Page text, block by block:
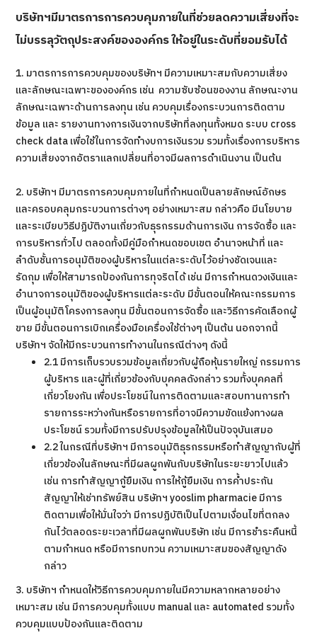
บริษัทฯมีมาตรการการควบคุมภายในที่ช่วยลดความเสี่ยงที่จะ
ไม่บรรลุวัตถุประสงค์ขององค์กร ให้อยู่ในระดับที่ยอมรับได้
1. มาตรการการควบคุมของบริษัทฯ มีความเหมาะสมกับความเสี่ยง
และลักษณะเฉพาะขององค์กร เช่น ความซับซ้อนของงาน ลักษณะงาน
ลักษณะเฉพาะด้านการลงทุน เช่น ควบคุมเรื่องกระบวนการติดตาม
ข้อมูล และ รายงานทางการเงินจากบริษัทที่ลงทุนทั้งหมด ระบบ cross
check data เพื่อใช้ในการจัดทำงบการเงินรวม รวมทั้งเรื่องการบริหาร
ความเสี่ยงจากอัตราแลกเปลี่ยนที่อาจมีผลการดำเนินงาน เป็นต้น
2. บริษัทฯ มีมาตรการควบคุมภายในที่กำหนดเป็นลายลักษณ์อักษร
และครอบคลุมกระบวนการต่างๆ อย่างเหมาะสม กล่าวคือ มีนโยบาย
และระเบียบวิธีปฏิบัติงานเกี่ยวกับธุรกรรมด้านการเงิน การจัดซื้อ และ
การบริหารทั่วไป ตลอดทั้งมีคู่มือกำหนดขอบเขต อำนาจหน้าที่ และ
ลำดับชั้นการอนุมัติของผู้บริหารในแต่ละระดับไว้อย่างชัดเจนและ
รัดกุม เพื่อให้สามารถป้องกันการทุจริตได้ เช่น มีการกำหนดวงเงินและ
อำนาจการอนุมัติของผู้บริหารแต่ละระดับ มีขั้นตอนให้คณะกรรมการ
เป็นผู้อนุมัติโครงการลงทุน มีขั้นตอนการจัดซื้อ และวิธีการคัดเลือกผู้
ขาย มีขั้นตอนการเบิกเครื่องมือเครื่องใช้ต่างๆ เป็นต้น นอกจากนี้
บริษัทฯ จัดให้มีกระบวนการทำงานในกรณีต่างๆ ดังนี้
2.1 มีการเก็บรวบรวมข้อมูลเกี่ยวกับผู้ถือหุ้นรายใหญ่ กรรมการ
ผู้บริหาร และผู้ที่เกี่ยวข้องกับบุคคลดังกล่าว รวมทั้งบุคคลที่
เกี่ยวโยงกัน เพื่อประโยชน์ในการติดตามและสอบทานการทำ
รายการระหว่างกันหรือรายการที่อาจมีความขัดแย้งทางผล
ประโยชน์ รวมทั้งมีการปรับปรุงข้อมูลให้เป็นปัจจุบันเสมอ
2.2 ในกรณีที่บริษัทฯ มีการอนุมัติธุรกรรมหรือทำสัญญากับผู้ที่
เกี่ยวข้องในลักษณะที่มีผลผูกพันกับบริษัทในระยะยาวไปแล้ว
เช่น การทำสัญญากู้ยืมเงิน การให้กู้ยืมเงิน การค้ำประกัน
สัญญาให้เช่าทรัพย์สิน บริษัทฯ yooslim pharmacie มีการ
ติดตามเพื่อให้มั่นใจว่า มีการปฏิบัติเป็นไปตามเงื่อนไขที่ตกลง
กันไว้ตลอดระยะเวลาที่มีผลผูกพันบริษัท เช่น มีการชำระคืนหนี้
ตามกำหนด หรือมีการทบทวน ความเหมาะสมของสัญญาดัง
กล่าว
3. บริษัทฯ กำหนดให้วิธีการควบคุมภายในมีความหลากหลายอย่าง
เหมาะสม เช่น มีการควบคุมทั้งแบบ manual และ automated รวมทั้ง
ควบคุมแบบป้องกันและติดตาม